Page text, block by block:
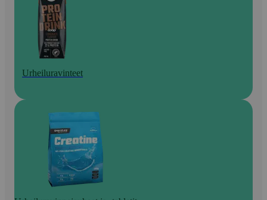
Urheiluravinteet